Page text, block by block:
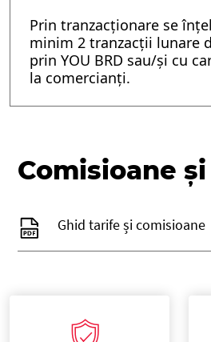
Prin tranzacționare se
minim 2 tranzacții lunare
prin YOU BRD sau/și cu
la comercianți.
Comisioane
Ghid tarife și comisioane